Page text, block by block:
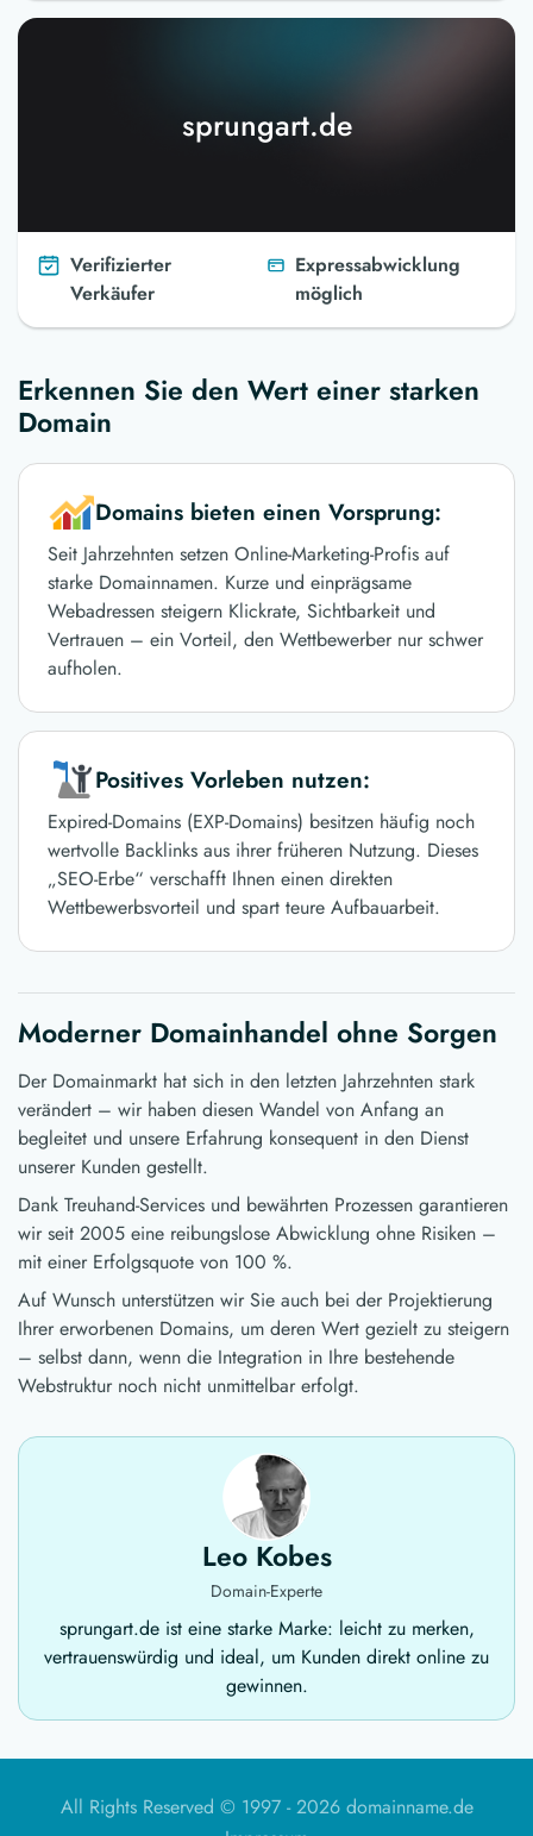
sprungart.de
Verifizierter
Verkäufer
Expressabwicklung
möglich
Erkennen Sie den Wert einer starken
Domain
Domains bieten einen Vorsprung:
Seit Jahrzehnten setzen Online-Marketing-Profis auf
starke Domainnamen. Kurze und einprägsame
Webadressen steigern Klickrate, Sichtbarkeit und
Vertrauen – ein Vorteil, den Wettbewerber nur schwer
aufholen.
Positives Vorleben nutzen:
Expired-Domains (EXP-Domains) besitzen häufig noch
wertvolle Backlinks aus ihrer früheren Nutzung. Dieses
„SEO-Erbe“ verschafft Ihnen einen direkten
Wettbewerbsvorteil und spart teure Aufbauarbeit.
Moderner Domainhandel ohne Sorgen
Der Domainmarkt hat sich in den letzten Jahrzehnten stark
verändert – wir haben diesen Wandel von Anfang an
begleitet und unsere Erfahrung konsequent in den Dienst
unserer Kunden gestellt.
Dank Treuhand-Services und bewährten Prozessen garantieren
wir seit 2005 eine reibungslose Abwicklung ohne Risiken –
mit einer Erfolgsquote von 100 %.
Auf Wunsch unterstützen wir Sie auch bei der Projektierung
Ihrer erworbenen Domains, um deren Wert gezielt zu steigern
– selbst dann, wenn die Integration in Ihre bestehende
Webstruktur noch nicht unmittelbar erfolgt.
Leo Kobes
Domain-Experte
sprungart.de ist eine starke Marke: leicht zu merken,
vertrauenswürdig und ideal, um Kunden direkt online zu
gewinnen.
All Rights Reserved © 1997 -2026 domainname.de